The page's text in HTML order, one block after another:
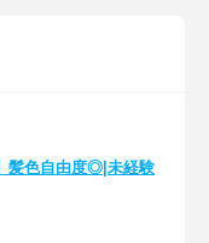
髪色自由度◎|未経験